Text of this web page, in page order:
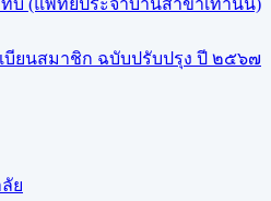
บียนสมาชิก ฉบับปรับปรุง ปี ๒๕๖๗
ย